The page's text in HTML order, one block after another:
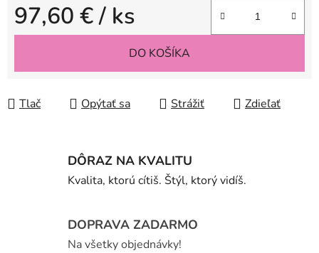
97,60 €/ ks
Jednotková cena:
DO KOŠÍKA
Tlač Opýtať sa Strážiť Zdieľať
DÔRAZ NA KVALITU
Kvalita, ktorú cítiš. Štýl, ktorý vidíš.
DOPRAVA ZADARMO
Na všetky objednávky!